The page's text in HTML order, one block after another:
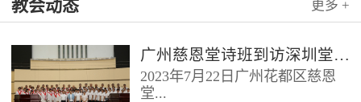
教会动态 更多 +
广州慈恩堂诗班到访深圳堂、和平堂
2023年7月22日广州花都区慈恩
堂...